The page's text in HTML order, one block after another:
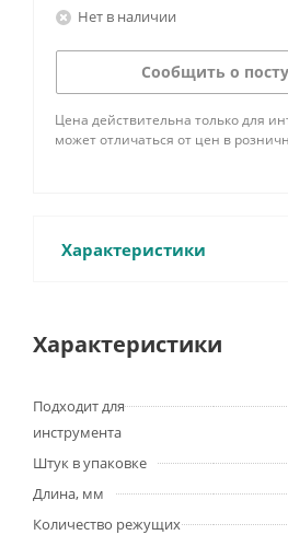
Нет в наличии
Сообщить о
Цена действительна только для
может отличаться от цен в
Характеристики
Характеристики
Подходит для
инструмента
Штук в упаковке
Длина, мм
Количество режущих